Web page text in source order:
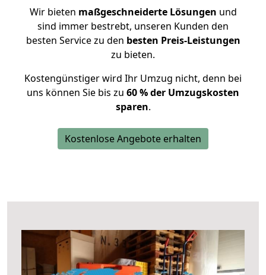
Wir bieten maßgeschneiderte Lösungen und
sind immer bestrebt, unseren Kunden den
besten Service zu den besten Preis-Leistungen
zu bieten.
Kostengünstiger wird Ihr Umzug nicht, denn bei
uns können Sie bis zu 60 % der Umzugskosten
sparen.
Kostenlose Angebote erhalten